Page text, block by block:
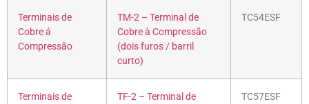
Terminais de
Cobre á
Compressão
TM-2 – Terminal de
Cobre à Compressão
(dois furos / barril
curto)
TC54ESF
Terminais de
TF-2 – Terminal de
TC57ESF